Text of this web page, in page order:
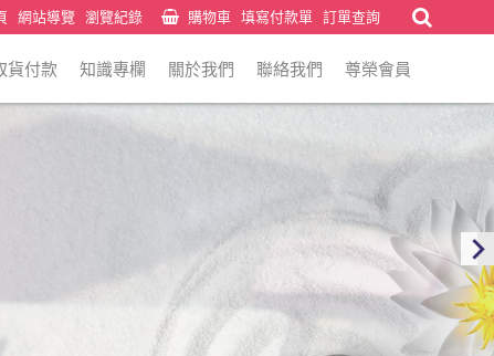
網站導覽 瀏覽紀錄 購物車 填寫付款單 訂單查詢
貨付款 知識專欄 關於我們 聯絡我們 尊榮會員